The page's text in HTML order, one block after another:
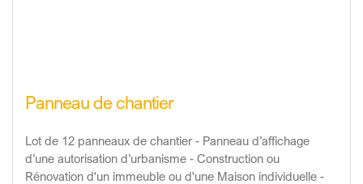
Panneau de chantier
Lot de 12 panneaux de chantier - Panneau d’affichage
d’une autorisation d’urbanisme - Construction ou
Rénovation d'un immeuble ou d'une Maison individuelle -